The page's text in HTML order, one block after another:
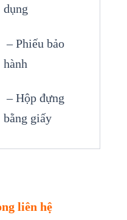
dụng
– Phiếu bảo
hành
– Hộp đựng
bằng giấy
liên hệ